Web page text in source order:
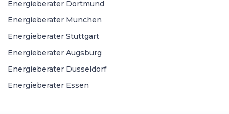
Energieberater Dortmund
Energieberater München
Energieberater Stuttgart
Energieberater Augsburg
Energieberater Düsseldorf
Energieberater Essen